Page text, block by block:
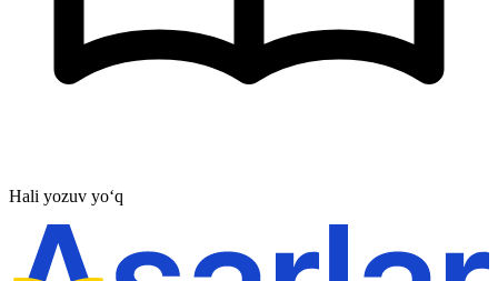
Hali yozuv yo‘q